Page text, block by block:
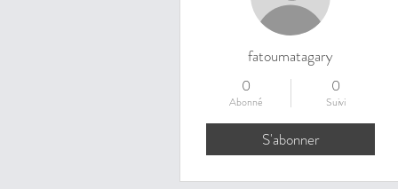
fatoumatagary
0
Abonné
0
Suivi
S'abonner